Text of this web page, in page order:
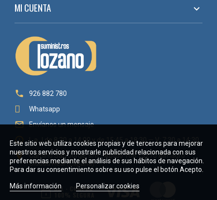
MI CUENTA 

926 882 780
Whatsapp
 Envíanos un mensaje
 L a J de 8:30 a 14:00 y de 15:45 a 18:30 — V: 7:30 a 14:30

Camino San Jorge, s/n - Aptdo 106 13270 Almagro -
Ciudad Real (España)
Este sitio web utiliza cookies propias y de terceros para mejorar
nuestros servicios y mostrarle publicidad relacionada con sus
preferencias mediante el análisis de sus hábitos de navegación.
Para dar su consentimiento sobre su uso pulse el botón Acepto.
Más información Personalizar cookies